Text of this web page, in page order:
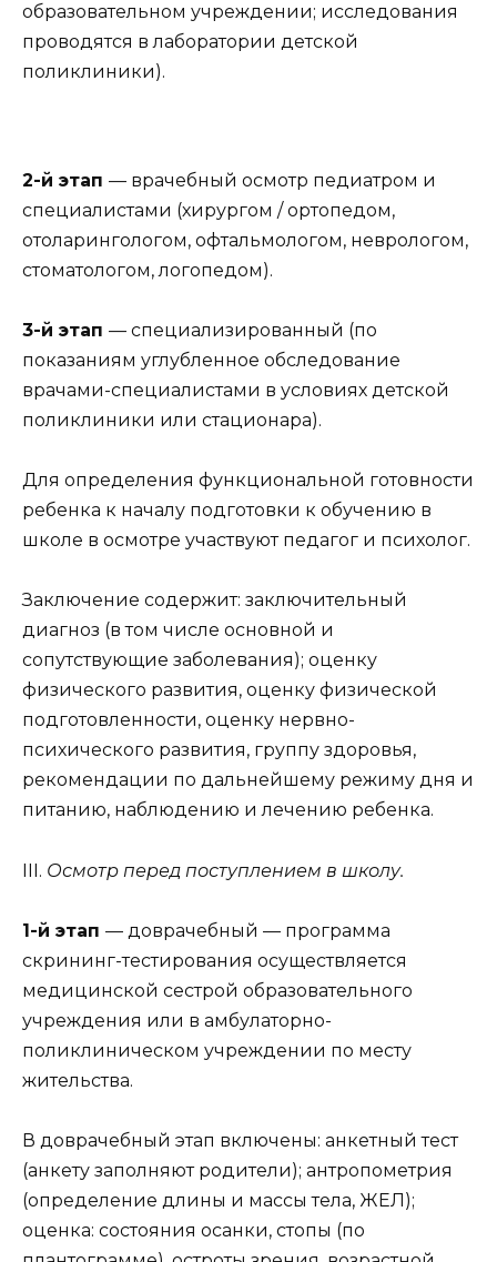
образовательном учреждении; исследования
проводятся в лаборатории детской
поликлиники).
2-й этап — врачебный осмотр педиатром и
специалистами (хирургом / ортопедом,
отоларингологом, офтальмологом, неврологом,
стоматологом, логопедом).
3-й этап — специализированный (по
показаниям углубленное обследование
врачами-специалистами в условиях детской
поликлиники или стационара).
Для определения функциональной готовности
ребенка к началу подготовки к обучению в
школе в осмотре участвуют педагог и психолог.
Заключение содержит: заключительный
диагноз (в том числе основной и
сопутствующие заболевания); оценку
физического развития, оценку физической
подготовленности, оценку нервно-
психического развития, группу здоровья,
рекомендации по дальнейшему режиму дня и
питанию, наблюдению и лечению ребенка.
III. Осмотр перед поступлением в школу.
1-й этап — доврачебный — программа
скрининг-тестирования осуществляется
медицинской сестрой образовательного
учреждения или в амбулаторно-
поликлиническом учреждении по месту
жительства.
В доврачебный этап включены: анкетный тест
(анкету заполняют родители); антропометрия
(определение длины и массы тела, ЖЕЛ);
оценка: состояния осанки, стопы (по